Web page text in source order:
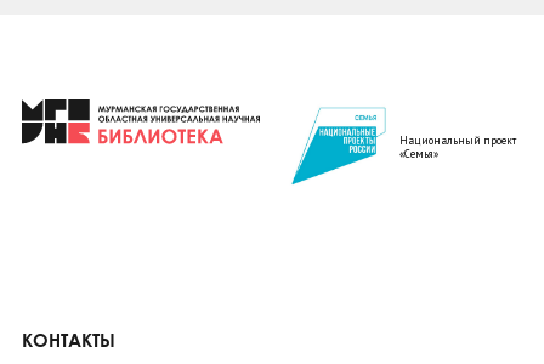
Национальный проект
«Семья»
КОНТАКТЫ